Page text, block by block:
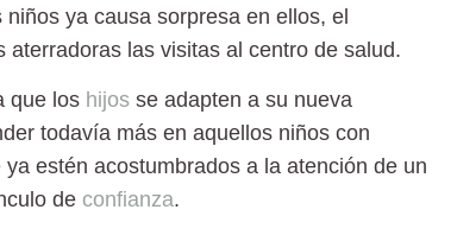
ya causa sorpresa en ellos, el
las visitas al centro de salud.
que los hijos se adapten a su nueva
todavía más en aquellos niños con
estén acostumbrados a la atención de un
de confianza.